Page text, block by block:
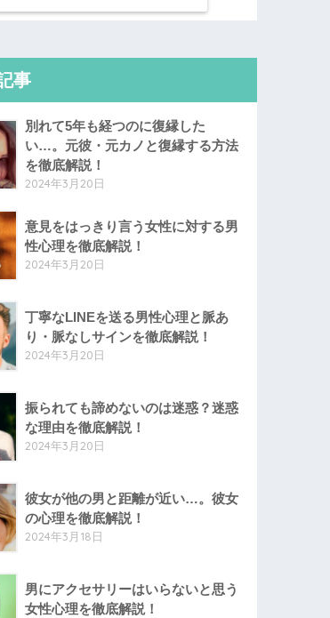
事
別れて5年も経つのに復縁した
い…。元彼・元カノと復縁する方法
を徹底解説！
2024年3月20日
意見をはっきり言う女性に対する男
性心理を徹底解説！
2024年3月20日
丁寧なLINEを送る男性心理と脈あ
り・脈なしサインを徹底解説！
2024年3月20日
振られても諦めないのは迷惑？迷惑
な理由を徹底解説！
2024年3月20日
彼女が他の男と距離が近い…。彼女
の心理を徹底解説！
2024年3月18日
男にアクセサリーはいらないと思う
女性心理を徹底解説！